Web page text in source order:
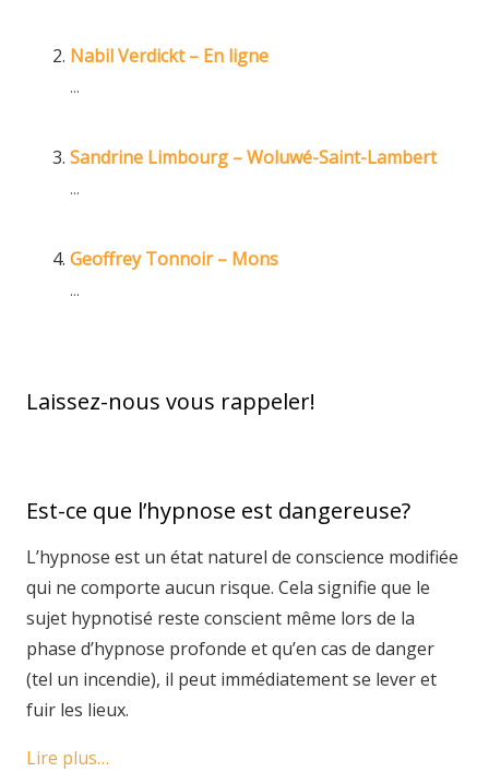
Nabil Verdickt – En ligne
...
Sandrine Limbourg – Woluwé-Saint-Lambert
...
Geoffrey Tonnoir – Mons
...
Laissez-nous vous rappeler!
Est-ce que l’hypnose est dangereuse?
L’hypnose est un état naturel de conscience modifiée
qui ne comporte aucun risque. Cela signifie que le
sujet hypnotisé reste conscient même lors de la
phase d’hypnose profonde et qu’en cas de danger
(tel un incendie), il peut immédiatement se lever et
fuir les lieux.
Lire plus…